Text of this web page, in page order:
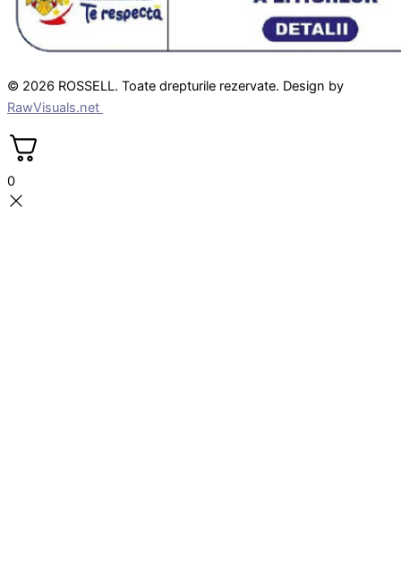
© 2026 ROSSELL. Toate drepturile rezervate. Design by
RawVisuals.net
0